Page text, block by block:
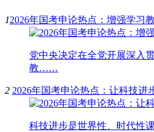
12026年国考申论热点：增强学习
党中央决定在全党开展深入
教……
2 2026年国考申论热点：让科技进
科技进步是世界性、时代性